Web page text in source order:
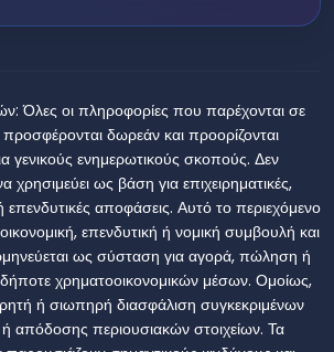
Όλες οι πληροφορίες που παρέχονται σε
δωρεάν και προορίζονται
γενικούς ενημερωτικούς σκοπούς. Δεν
χρησιμεύει ως βάση για επιχειρηματικές,
επενδυτικές αποφάσεις. Αυτό το περιεχόμενο
επενδυτική ή νομική συμβουλή και
ως σύσταση για αγορά, πώληση ή
χρηματοοικονομικών μέσων. Ομοίως,
ή σιωπηρή διασφάλιση συγκεκριμένων
ή απόδοσης περιουσιακών στοιχείων. Τα